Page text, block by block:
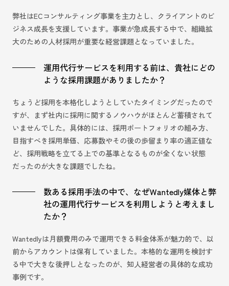
弊社はECコンサルティング事業を主力とし、クライアントのビ
ジネス成長を支援しています。事業が急成長する中で、組織拡
大のための人材採用が重要な経営課題となっていました。
運用代行サービスを利用する前は、貴社にどの
ような採用課題がありましたか？
ちょうど採用を本格化しようとしていたタイミングだったので
すが、まず社内に採用に関するノウハウがほとんど蓄積されて
いませんでした。具体的には、採用ポートフォリオの組み方、
目指すべき採用単価、応募数やその後の歩留まり率の適正値な
ど、採用戦略を立てる上での基準となるものが全くない状態
だったのが大きな課題でしたね。
数ある採用手法の中で、なぜWantedly媒体と弊
社の運用代行サービスを利用しようと考えまし
たか？
Wantedlyは月額費用のみで運用できる料金体系が魅力的で、以
前からアカウントは保有していました。本格的な運用を検討す
る中で大きな後押しとなったのが、知人経営者の具体的な成功
事例です。